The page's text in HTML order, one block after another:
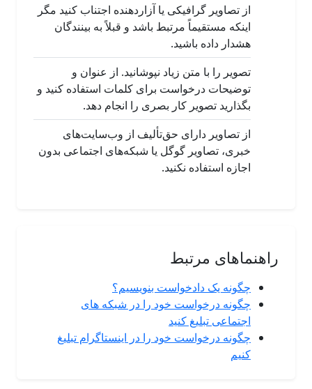
از تصاویر گرافیکی یا آزاردهنده اجتناب کنید مگر
اینکه مستقیماً مرتبط باشد و قبلاً به بینندگان
هشدار داده باشید.
تصویر را با متن زیاد نپوشانید. از عنوان و
توضیحات درخواست برای کلمات استفاده کنید و
بگذارید تصویر کار بصری را انجام دهد.
از تصاویر دارای حق‌تألیف از وب‌سایت‌های
خبری، تصاویر گوگل یا شبکه‌های اجتماعی بدون
اجازه استفاده نکنید.
راهنماهای مرتبط
چگونه یک دادخواست بنویسیم؟
چگونه درخواست خود را در شبکه های
اجتماعی تبلیغ کنید
چگونه درخواست خود را در اینستاگرام تبلیغ
کنیم